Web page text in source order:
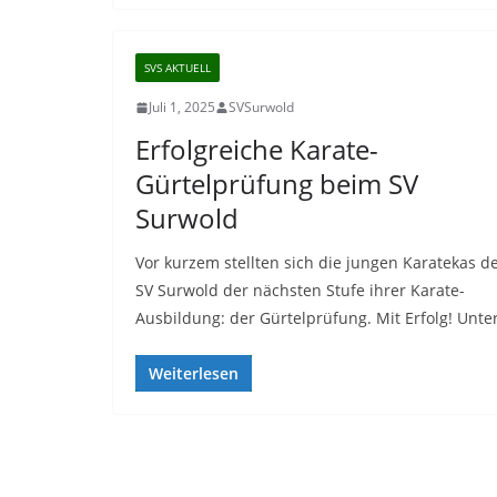
SVS AKTUELL
Juli 1, 2025 SVSurwold
Erfolgreiche Karate-
Gürtelprüfung beim SV
Surwold
Vor kurzem stellten sich die jungen Karatekas
SV Surwold der nächsten Stufe ihrer Karate-
Ausbildung: der Gürtelprüfung. Mit Erfolg!
Weiterlesen